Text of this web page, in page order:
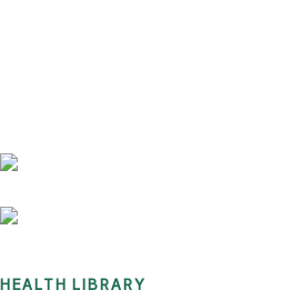
HEALTH LIBRARY